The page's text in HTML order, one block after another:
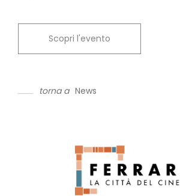
Scopri l'evento
torna a News